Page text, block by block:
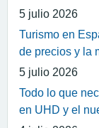
5 julio 2026
Turismo en
de precios y la
5 julio 2026
Todo lo que
en UHD y el